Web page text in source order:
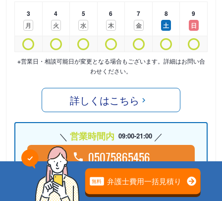
3
月
4
火
5
水
6
木
7
金
8
土
9
日
※営業日・相談可能日が変更となる場合もございます。詳細はお問い合
わせください。
詳しくはこちら
営業時間内 09:00-21:00
05075865456
24時間受付中